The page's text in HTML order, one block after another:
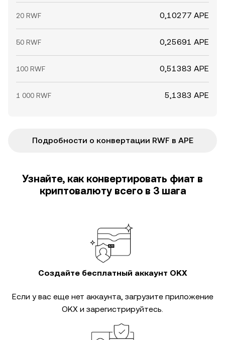
20 RWF 0,10277 APE
50 RWF 0,25691 APE
100 RWF 0,51383 APE
1 000 RWF 5,1383 APE
Подробности о конвертации RWF в APE
Узнайте, как конвертировать фиат в
криптовалюту всего в 3 шага
Создайте бесплатный аккаунт OKX
Если у вас еще нет аккаунта, загрузите приложение
OKX и зарегистрируйтесь.